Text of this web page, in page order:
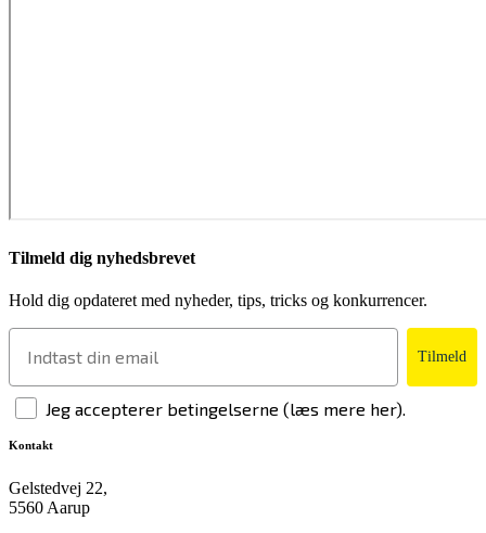
Tilmeld dig nyhedsbrevet
Hold dig opdateret med nyheder, tips, tricks og konkurrencer.
Tilmeld
Jeg accepterer betingelserne (læs mere her).
Kontakt
Gelstedvej 22,
5560 Aarup